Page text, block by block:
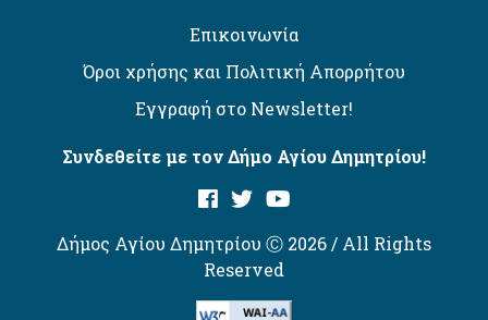
Επικοινωνία
Όροι χρήσης και Πολιτική Απορρήτου
Εγγραφή στο Newsletter!
Συνδεθείτε με τον Δήμο Αγίου Δημητρίου!
Δήμος Αγίου Δημητρίου Ⓒ 2026 / All Rights
Reserved